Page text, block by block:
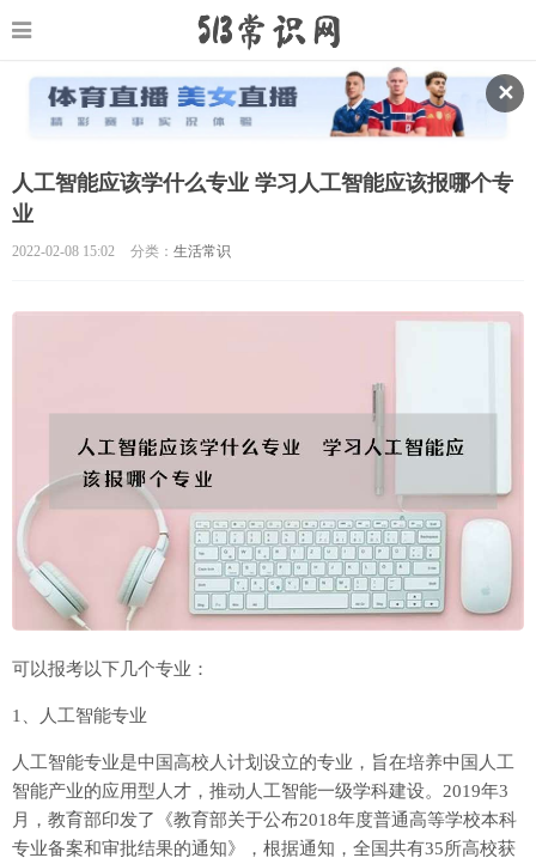
✕
人工智能应该学什么专业 学习人工智能应该报哪个专
业
2022-02-08 15:02 分类： 生活常识
可以报考以下几个专业：
1、人工智能专业
人工智能专业是中国高校人计划设立的专业，旨在培养中国人工
智能产业的应用型人才，推动人工智能一级学科建设。2019年3
月，教育部印发了《教育部关于公布2018年度普通高等学校本科
专业备案和审批结果的通知》，根据通知，全国共有35所高校获